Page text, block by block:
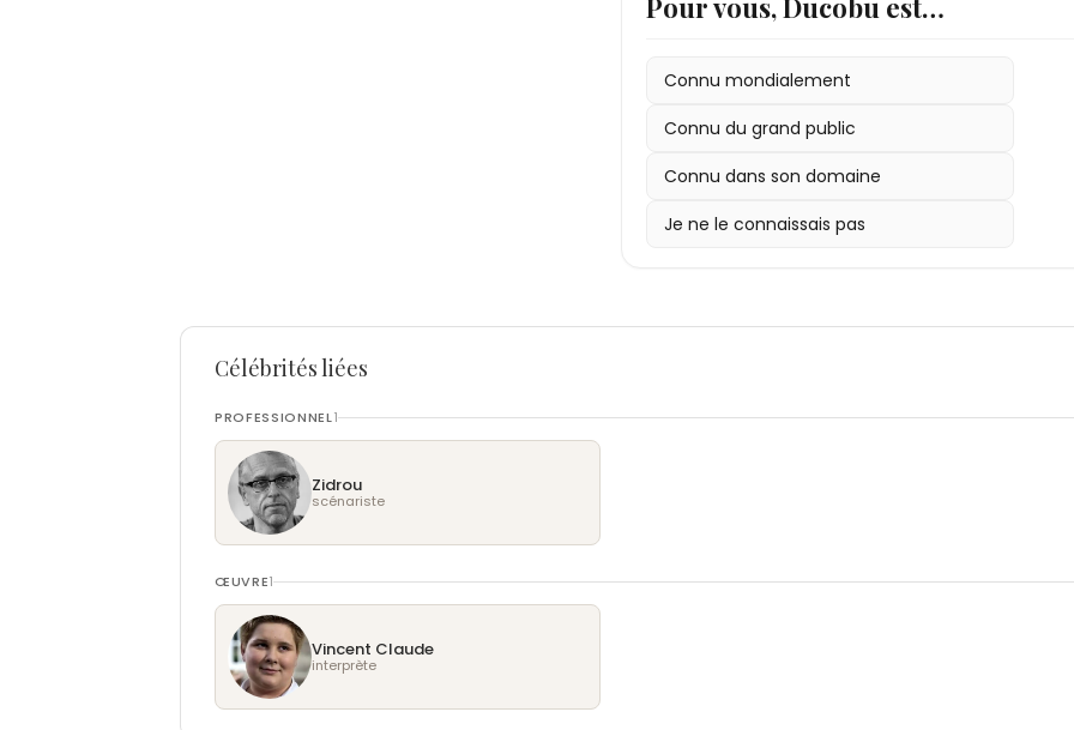
Pour vous, Ducobu est…
Connu mondialement
Connu du grand public
Connu dans son domaine
Je ne le connaissais pas
Célébrités liées
PROFESSIONNEL1
Zidrou
scénariste
ŒUVRE1
Vincent Claude
interprète